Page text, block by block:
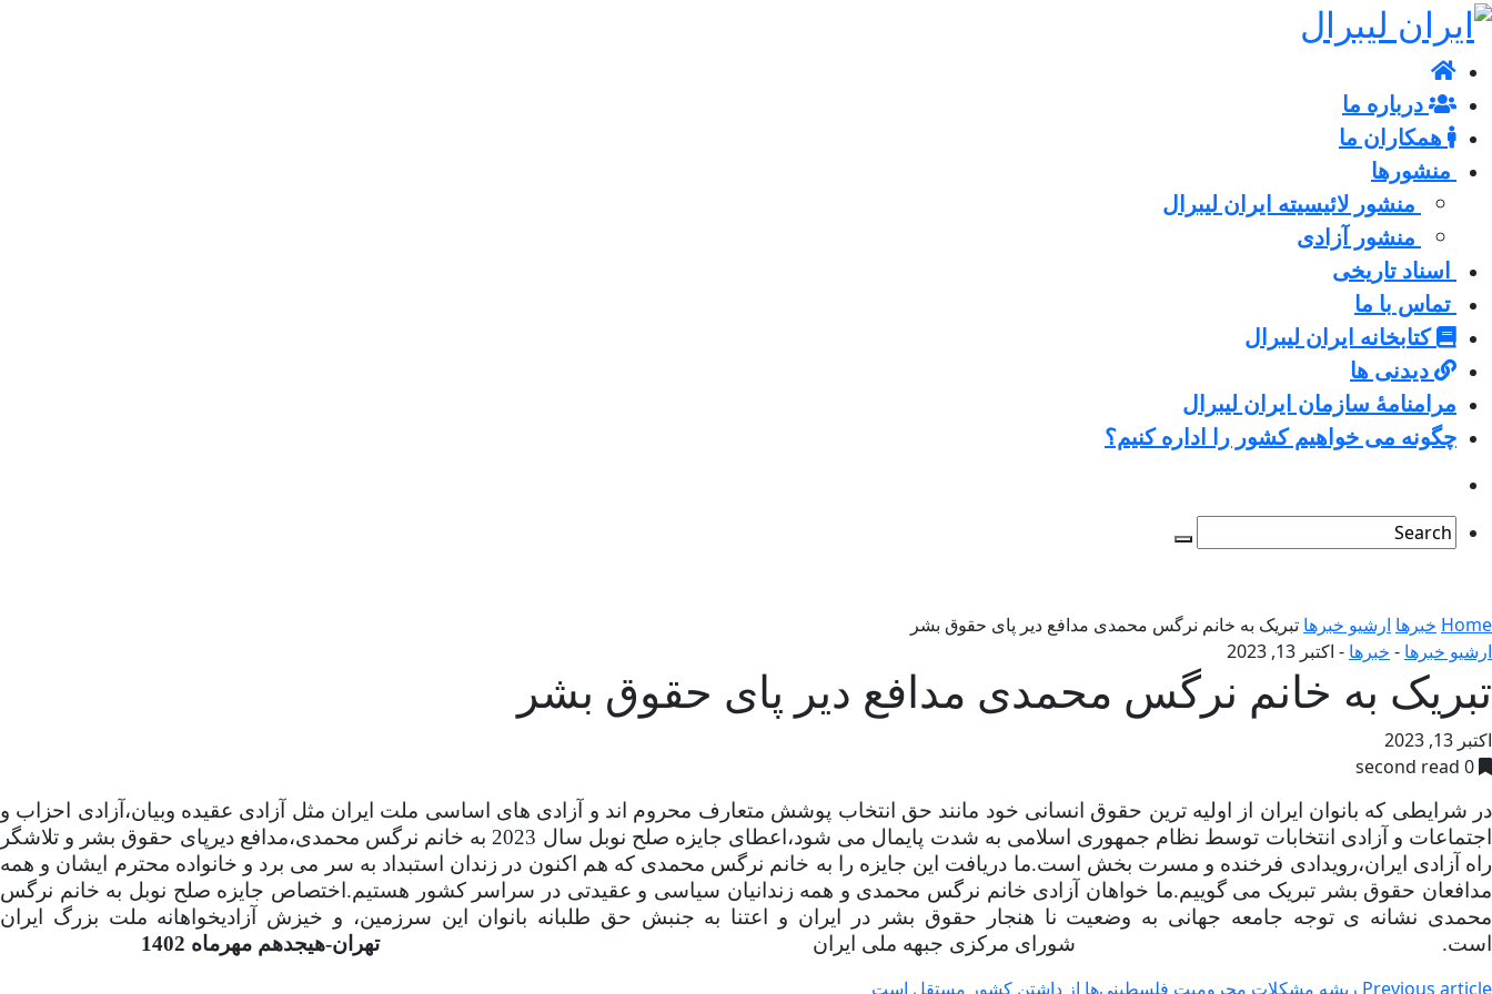
درباره ما
همکاران ما
منشورها
منشور لائیسیته ایران لیبرال
منشور آزادی
اسناد تاریخی
تماس با ما
کتابخانه ایران لیبرال
دیدنی ها
مرامنامۀ سازمان ایران لیبرال
چگونه می خواهیم کشور را اداره کنیم؟
Home خبرها ارشیو خبرها تبریک به خانم نرگس محمدی مدافع دیر پای حقوق بشر
ارشیو خبرها - خبرها - اکتبر 13, 2023
تبریک به خانم نرگس محمدی مدافع دیر پای حقوق بشر
اکتبر 13, 2023
0 second read
در شرایطی که بانوان ایران از اولیه ترین حقوق انسانی خود مانند حق انتخاب پوشش متعارف محروم اند و آزادی های اساسی ملت ایران مثل آزادی عقیده وبیان،آزادی احزاب و
اجتماعات و آزادی انتخابات توسط نظام جمهوری اسلامی به شدت پایمال می شود،اعطای جایزه صلح نوبل سال 2023 به خانم نرگس محمدی،مدافع دیرپای حقوق بشر و تلاشگر
راه آزادی ایران،رویدادی فرخنده و مسرت بخش است.ما دریافت این جایزه را به خانم نرگس محمدی که هم اکنون در زندان استبداد به سر می برد و خانواده محترم ایشان و همه
مدافعان حقوق بشر تبریک می گوییم.ما خواهان آزادی خانم نرگس محمدی و همه زندانیان سیاسی و عقیدتی در سراسر کشور هستیم.اختصاص جایزه صلح نوبل به خانم نرگس
محمدی نشانه ی توجه جامعه جهانی به وضعیت نا هنجار حقوق بشر در ایران و اعتنا به جنبش حق طلبانه بانوان این سرزمین، و خیزش آزادیخواهانه ملت بزرگ ایران
است.
شورای مرکزی جبهه ملی ایران تهران-هیجدهم مهرماه 1402
Previous article ریشه مشکلات محرومیت فلسطینی‌ها از داشتن کشور مستقل است